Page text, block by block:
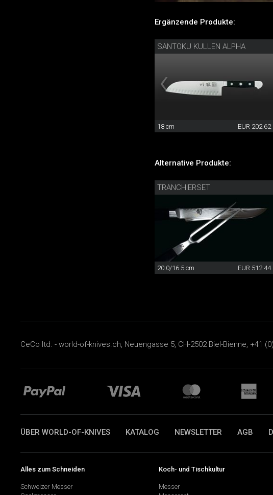
Ergänzende Produkte:
SANTOKU KULLEN ALPHA
18 cm EUR 202.62
Alternative Produkte:
TRANCHIERSET
20.0/16.5 cm EUR 512.44
CeCo ltd. - world-of-knives.ch, Neuengasse 5, CH-2502 Biel-Bienne, +41
ÜBER WORLD-OF-KNIVES KATALOG NEWSLETTER AGB
Alles zum Schneiden
Schweizer Messer
Koch- und Tischkultur
Messer